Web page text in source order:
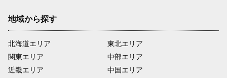
地域から探す
北海道エリア
関東エリア
近畿エリア
東北エリア
中部エリア
中国エリア